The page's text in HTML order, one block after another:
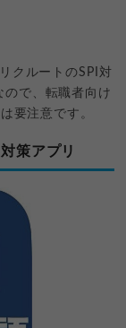
クルートのSPI対
で、転職者向け
要注意です。
策アプリ